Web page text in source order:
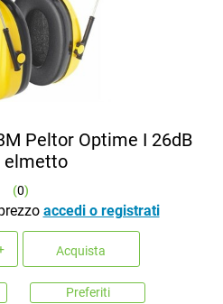
Peltor Optime I 26dB
elmetto
(0)
accedi o registrati
Acquista
Preferiti